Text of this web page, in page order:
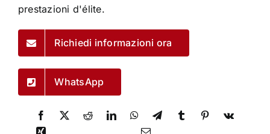
prestazioni d'élite.
Richiedi informazioni ora
WhatsApp